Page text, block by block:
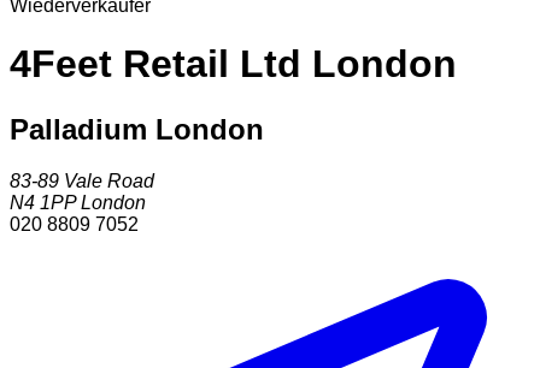
Wiederverkäufer
4Feet Retail Ltd London
Palladium London
83-89 Vale Road
N4 1PP London
020 8809 7052